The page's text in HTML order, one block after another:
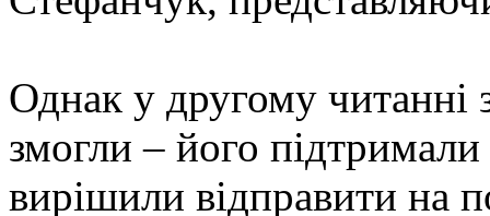
Однак у другому читанні
змогли – його
вирішили відправити на